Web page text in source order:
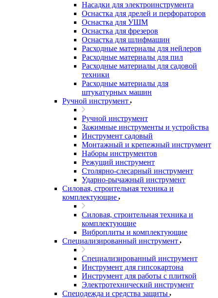
Насадки для электроинструмента
Оснастка для дрелей и перфораторов
Оснастка для УШМ
Оснастка для фрезеров
Оснастка для шлифмашин
Расходные материалы для нейлеров
Расходные материалы для пил
Расходные материалы для садовой
техники
Расходные материалы для
штукатурных машин
Ручной инструмент
Ручной инструмент
Зажимные инструменты и устройства
Инструмент садовый
Монтажный и крепежный инструмент
Наборы инструментов
Режущий инструмент
Столярно-слесарный инструмент
Ударно-рычажный инструмент
Силовая, строительная техника и
комплектующие
Силовая, строительная техника и
комплектующие
Виброплиты и комплектующие
Специализированный инструмент
Специализированный инструмент
Инструмент для гипсокартона
Инструмент для работы с плиткой
Электротехнический инструмент
Спецодежда и средства защиты